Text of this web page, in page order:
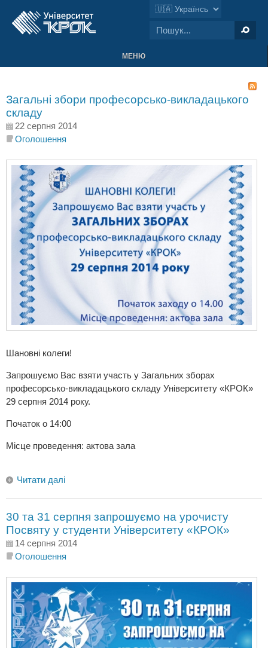
МЕНЮ
Загальні збори професорсько-викладацького
складу
22 серпня 2014
Оголошення
Шановні колеги!
Запрошуємо Вас взяти участь у Загальних зборах
професорсько-викладацького складу Університету «КРОК»
29 серпня 2014 року.
Початок о 14:00
Місце проведення: актова зала
Читати далі
30 та 31 серпня запрошуємо на урочисту
Посвяту у студенти Університету «КРОК»
14 серпня 2014
Оголошення